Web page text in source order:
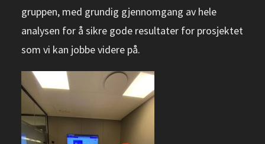
gruppen, med grundig gjennomgang av hele
analysen for å sikre gode resultater for prosjektet
som vi kan jobbe videre på.